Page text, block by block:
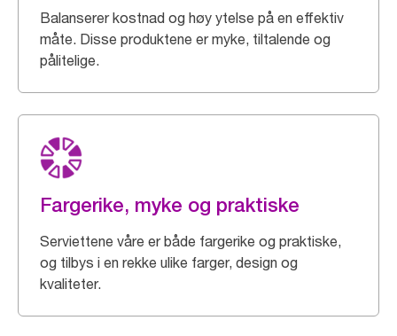
Balanserer kostnad og høy ytelse på en effektiv
måte. Disse produktene er myke, tiltalende og
pålitelige.
Fargerike, myke og praktiske
Serviettene våre er både fargerike og praktiske,
og tilbys i en rekke ulike farger, design og
kvaliteter.